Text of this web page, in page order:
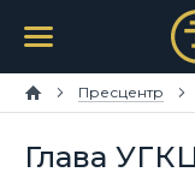
Пресцентр
Глава